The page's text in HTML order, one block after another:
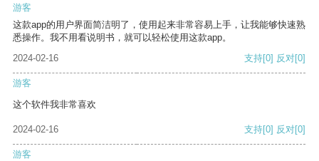
游客
这款app的用户界面简洁明了，使用起来非常容易上手，让我能够快速熟
悉操作。我不用看说明书，就可以轻松使用这款app。
2024-02-16
支持[0] 反对[0]
游客
这个软件我非常喜欢
2024-02-16 支持[0] 反对[0]
游客